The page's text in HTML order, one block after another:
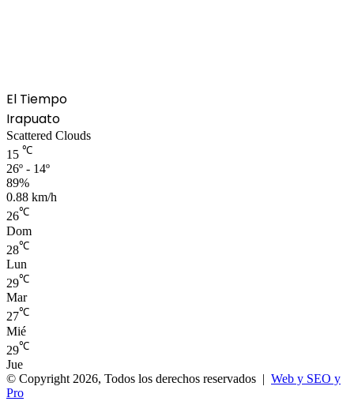
El Tiempo
Irapuato
Scattered Clouds
15 ℃
26º - 14º
89%
0.88 km/h
26℃
Dom
28℃
Lun
29℃
Mar
27℃
Mié
29℃
Jue
© Copyright 2026, Todos los derechos reservados | Web y SEO y
Pro